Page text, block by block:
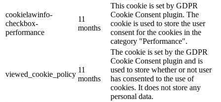
cookielawinfo-
checkbox-
performance
11
months
This cookie is set by GDPR
Cookie Consent plugin. The
cookie is used to store the user
consent for the cookies in the
category "Performance".
viewed_cookie_policy
11
months
The cookie is set by the GDPR
Cookie Consent plugin and is
used to store whether or not user
has consented to the use of
cookies. It does not store any
personal data.